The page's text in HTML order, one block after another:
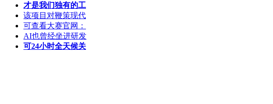
才是我们独有的工
该项目对鞭策现代
可查看大赛官网：
AI也曾经坐进研发
可24小时全天候关